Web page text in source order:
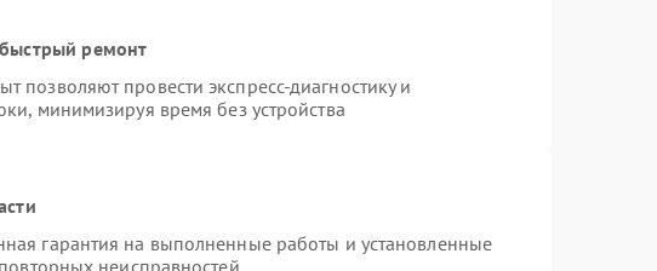
ремонт
позволяют провести экспресс-диагностику и
минимизируя время без устройства
гарантия на выполненные работы и установленные
неисправностей